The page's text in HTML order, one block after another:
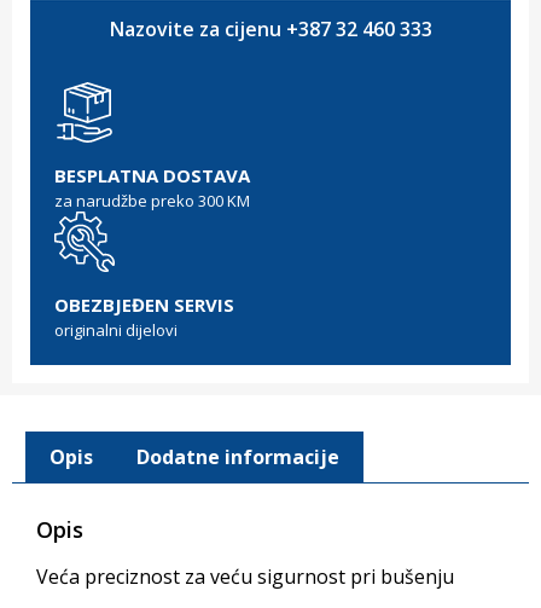
Nazovite za cijenu +387 32 460 333
BESPLATNA DOSTAVA
za narudžbe preko 300 KM
OBEZBJEĐEN SERVIS
originalni dijelovi
Opis Dodatne informacije
Opis
Veća preciznost za veću sigurnost pri bušenju